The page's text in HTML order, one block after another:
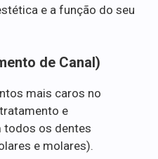
e a função do seu
de Canal)
mais caros no
e
todos os dentes
e molares).